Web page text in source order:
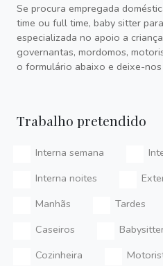
Se procura empregada
time ou full time, baby sitter
especializada no apoio a
governantas, mordomos,
o formulário abaixo e deixe-nos
Trabalho pretendido
Interna semana
Interna noites
Manhãs
Tardes
Caseiros
Cozinheira